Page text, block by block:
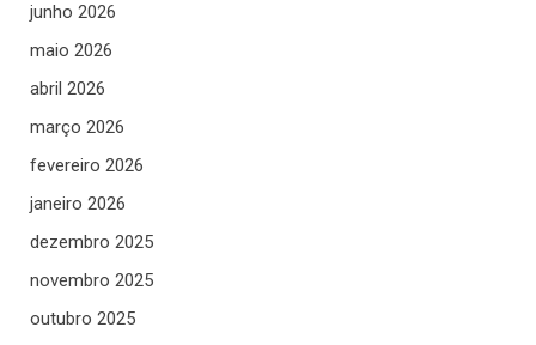
junho 2026
maio 2026
abril 2026
março 2026
fevereiro 2026
janeiro 2026
dezembro 2025
novembro 2025
outubro 2025